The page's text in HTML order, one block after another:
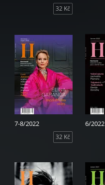
32 Kč
7-8/2022
32 Kč
6/2022